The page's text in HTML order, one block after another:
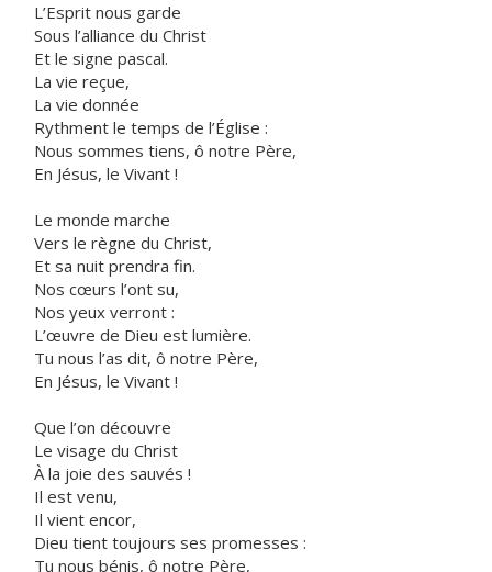
L’Esprit nous garde
Sous l’alliance du Christ
Et le signe pascal.
La vie reçue,
La vie donnée
Rythment le temps de l’Église :
Nous sommes tiens, ô notre Père,
En Jésus, le Vivant !
Le monde marche
Vers le règne du Christ,
Et sa nuit prendra fin.
Nos cœurs l’ont su,
Nos yeux verront :
L’œuvre de Dieu est lumière.
Tu nous l’as dit, ô notre Père,
En Jésus, le Vivant !
Que l’on découvre
Le visage du Christ
À la joie des sauvés !
Il est venu,
Il vient encor,
Dieu tient toujours ses promesses :
Tu nous bénis, ô notre Père,